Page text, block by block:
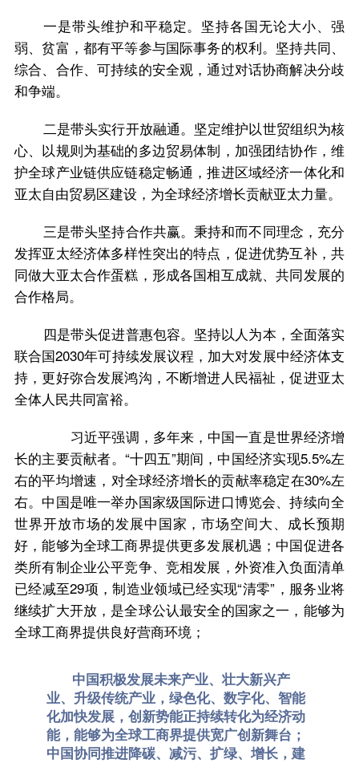
一是带头维护和平稳定。 坚持各国无论大小、强
弱、贫富，都有平等参与国际事务的权利。坚持共同、
综合、合作、可持续的安全观，通过对话协商解决分歧
和争端。
二是带头实行开放融通。 坚定维护以世贸组织为核
心、以规则为基础的多边贸易体制，加强团结协作，维
护全球产业链供应链稳定畅通，推进区域经济一体化和
亚太自由贸易区建设，为全球经济增长贡献亚太力量。
三是带头坚持合作共赢。 秉持和而不同理念，充分
发挥亚太经济体多样性突出的特点，促进优势互补，共
同做大亚太合作蛋糕，形成各国相互成就、共同发展的
合作格局。
四是带头促进普惠包容。 坚持以人为本，全面落实
联合国2030年可持续发展议程，加大对发展中经济体支
持，更好弥合发展鸿沟，不断增进人民福祉，促进亚太
全体人民共同富裕。
习近平强调，多年来，中国一直是世界经济增
长的主要贡献者。“十四五”期间，中国经济实现5.5%左
右的平均增速，对全球经济增长的贡献率稳定在30%左
右。中国是唯一举办国家级国际进口博览会、持续向全
世界开放市场的发展中国家，市场空间大、成长预期
好，能够为全球工商界提供更多发展机遇；中国促进各
类所有制企业公平竞争、竞相发展，外资准入负面清单
已经减至29项，制造业领域已经实现“清零”，服务业将
继续扩大开放，是全球公认最安全的国家之一，能够为
全球工商界提供良好营商环境；
中国积极发展未来产业、壮大新兴产
业、升级传统产业，绿色化、数字化、智能
化加快发展，创新势能正持续转化为经济动
能，能够为全球工商界提供宽广创新舞台；
中国协同推进降碳、减污、扩绿、增长，建